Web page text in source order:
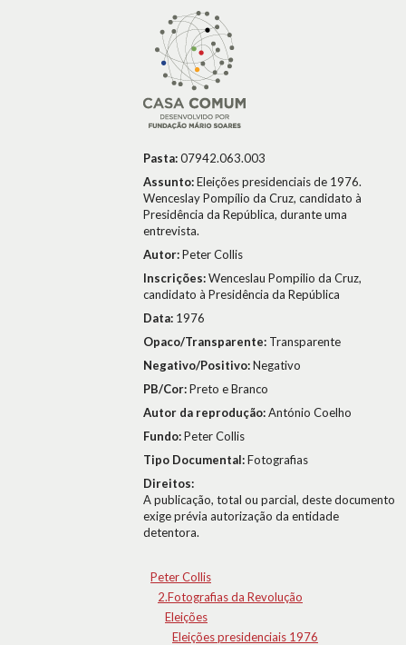
Pasta:07942.063.003
Assunto:Eleições presidenciais de 1976.
Wenceslay Pompílio da Cruz, candidato à
Presidência da República, durante uma
entrevista.
Autor:Peter Collis
Inscrições:Wenceslau Pompilio da Cruz,
candidato à Presidência da República
Data: 1976
Opaco/Transparente: Transparente
Negativo/Positivo:Negativo
PB/Cor:Preto e Branco
Autor da reprodução:António Coelho
Fundo:Peter Collis
Tipo Documental:Fotografias
Direitos:
A publicação, total ou parcial, deste documento
exige prévia autorização da entidade
detentora.
Peter Collis
2.Fotografias da Revolução
Eleições
Eleições presidenciais 1976